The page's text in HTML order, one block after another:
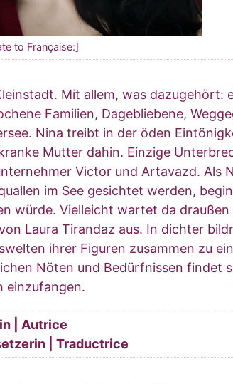
to Française:]
Mit allem, was dazugehört:
Familien, Dagebliebene,
Nina treibt in der öden
Mutter dahin. Einzige
Victor und Artavazd. Als
im See gesichtet werden,
würde. Vielleicht wartet da
Laura Tirandaz aus. In dichter
ihrer Figuren zusammen zu
Nöten und Bedürfnissen findet
einzufangen.
| Autrice
| Traductrice